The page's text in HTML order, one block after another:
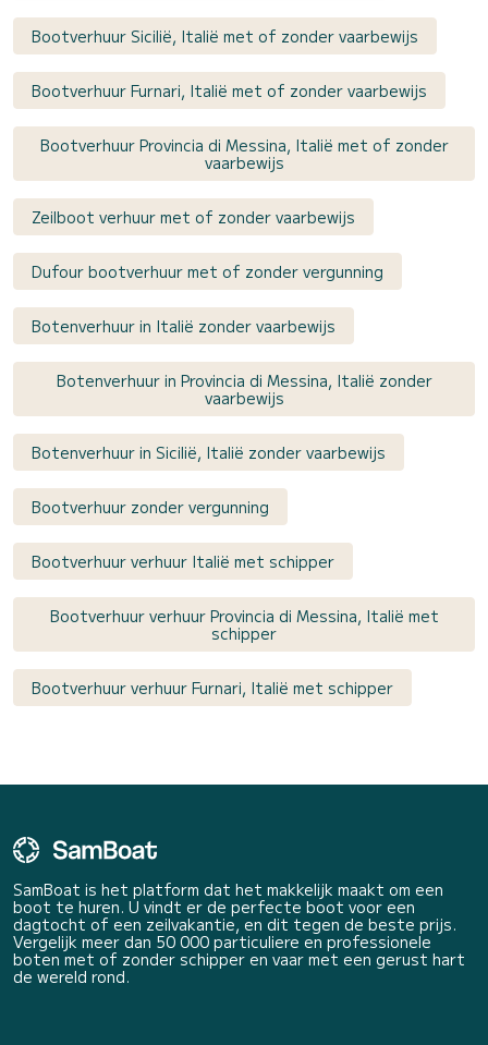
Bootverhuur Sicilië, Italië met of zonder vaarbewijs
Bootverhuur Furnari, Italië met of zonder vaarbewijs
Bootverhuur Provincia di Messina, Italië met of zonder
vaarbewijs
Zeilboot verhuur met of zonder vaarbewijs
Dufour bootverhuur met of zonder vergunning
Botenverhuur in Italië zonder vaarbewijs
Botenverhuur in Provincia di Messina, Italië zonder
vaarbewijs
Botenverhuur in Sicilië, Italië zonder vaarbewijs
Bootverhuur zonder vergunning
Bootverhuur verhuur Italië met schipper
Bootverhuur verhuur Provincia di Messina, Italië met
schipper
Bootverhuur verhuur Furnari, Italië met schipper
SamBoat is het platform dat het makkelijk maakt om een
boot te huren. U vindt er de perfecte boot voor een
dagtocht of een zeilvakantie, en dit tegen de beste prijs.
Vergelijk meer dan 50 000 particuliere en professionele
boten met of zonder schipper en vaar met een gerust hart
de wereld rond.